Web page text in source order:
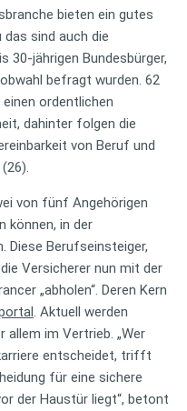
bieten ein gutes
das sind auch die
30-jährigen Bundesbürger,
befragt wurden. 62
ordentlichen
dahinter folgen die
von Beruf und
von fünf Angehörigen
können, in der
Diese Berufseinsteiger,
Versicherer nun mit der
„abholen“. Deren Kern
. Aktuell werden
im Vertrieb. „Wer
entscheidet, trifft
für eine sichere
der Haustür liegt“, betont